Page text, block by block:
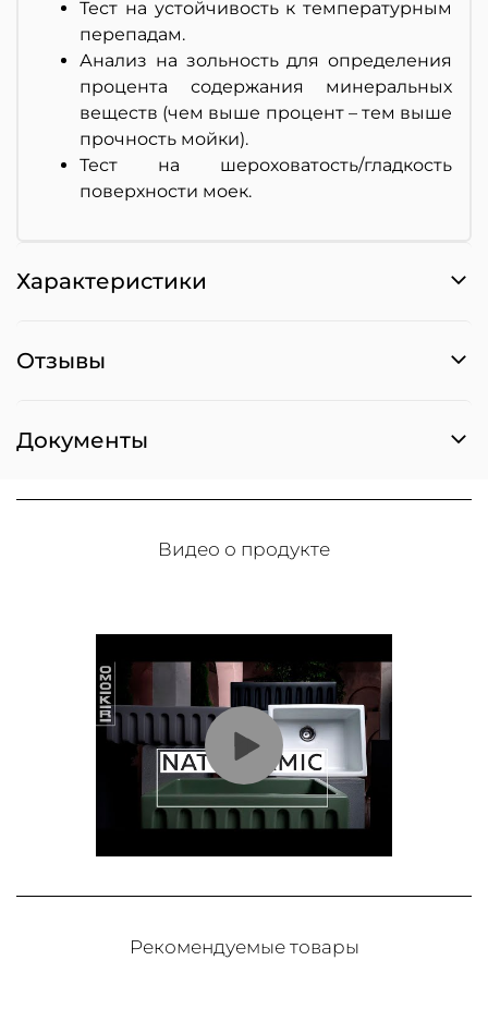
Тест на устойчивость к температурным
перепадам.
Анализ на зольность для определения
процента содержания минеральных
веществ (чем выше процент – тем выше
прочность мойки).
Тест на шероховатость/гладкость
поверхности моек.
Характеристики
Отзывы
Документы
Видео о продукте
Рекомендуемые товары